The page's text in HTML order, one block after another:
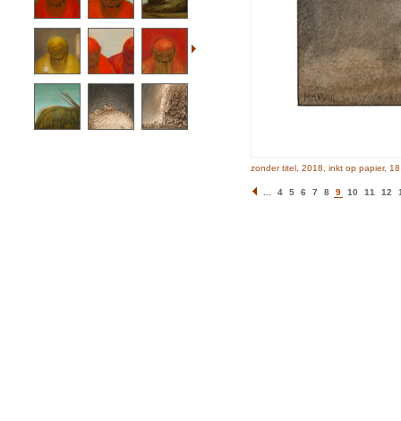
zonder titel, 2018, inkt op papier,
4 5 6 7 8 9 10 11 12